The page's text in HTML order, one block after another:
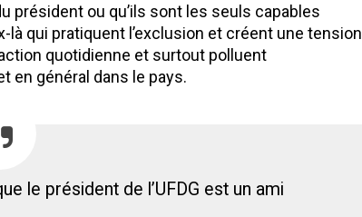
président ou qu’ils sont les seuls capables
qui pratiquent l’exclusion et créent une tension
quotidienne et surtout polluent
en général dans le pays.
le président de l’UFDG est un ami